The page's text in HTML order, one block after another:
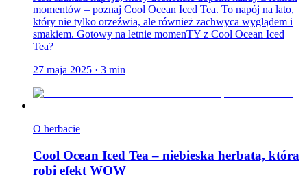
momentów – poznaj Cool Ocean Iced Tea. To napój na lato,
który nie tylko orzeźwia, ale również zachwyca wyglądem i
smakiem. Gotowy na letnie momenTY z Cool Ocean Iced
Tea?
27 maja 2025 · 3 min
O herbacie
Cool Ocean Iced Tea – niebieska herbata, która
robi efekt WOW